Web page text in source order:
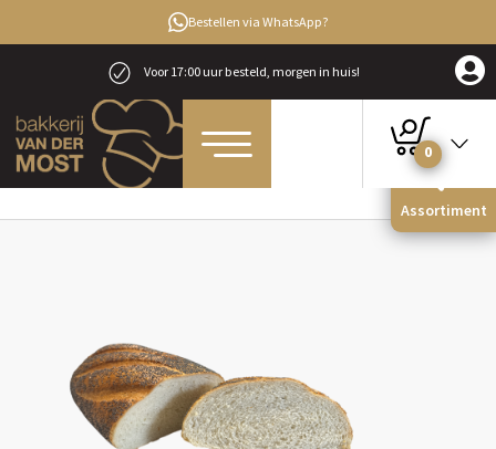
Bestellen via WhatsApp?
Voor 17:00 uur besteld, morgen in huis!
0
Assortiment
Home Brood